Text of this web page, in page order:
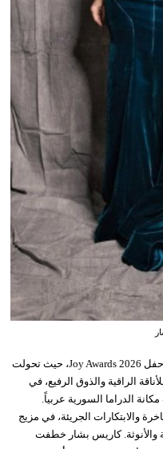
سجّلت النجمات السوريات حضوراً لافتاً في حفل Joy Awards 2026، حيث تحولت
الراقية والذوق الرفيع، في
الدراما السورية عربياً.
والابتكارات الجريئة، في مزيج
والأنوثة. كاريس بشار خطفت